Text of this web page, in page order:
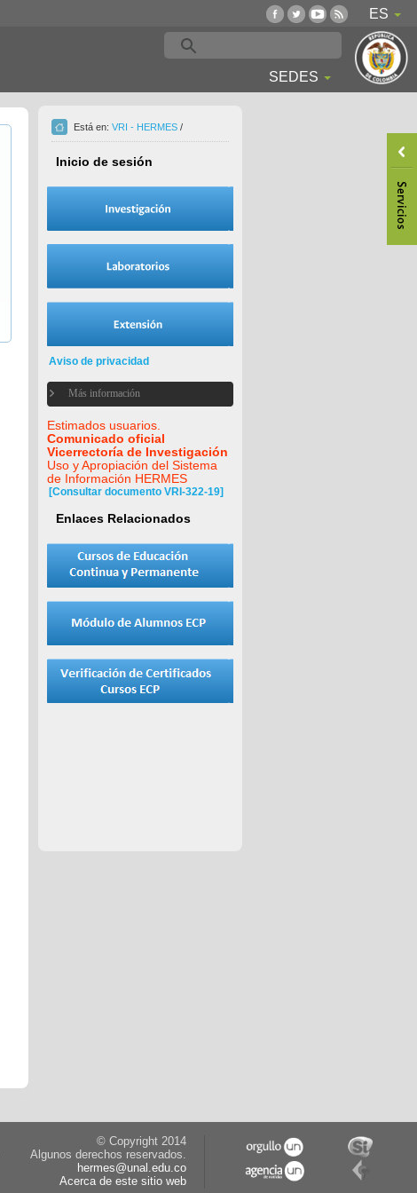
ES
SEDES
Está en: VRI - HERMES /
Inicio de sesión
Aviso de privacidad
Más información
Estimados usuarios.
Comunicado oficial
Vicerrectoría de Investigación
Uso y Apropiación del Sistema
de Información HERMES
[Consultar documento VRI-322-19]
Enlaces Relacionados
© Copyright 2014
Algunos derechos reservados.
hermes@unal.edu.co
Acerca de este sitio web